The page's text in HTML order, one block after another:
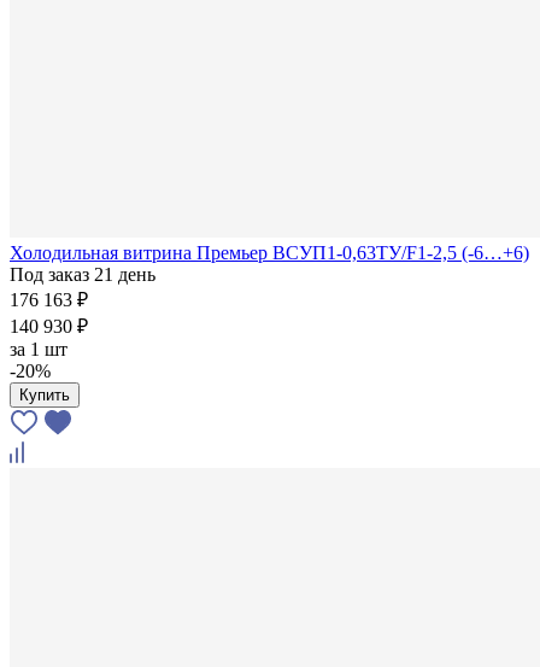
Холодильная витрина Премьер ВСУП1-0,63ТУ/F1-2,5 (-6…+6)
Под заказ 21 день
176 163 ₽
140 930 ₽
за 1 шт
-20%
Купить